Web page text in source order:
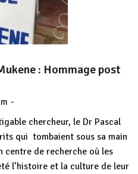
: Hommage post
-
chercheur, le Dr Pascal
qui tombaient sous sa main
centre de recherche où les
l’histoire et la culture de leur